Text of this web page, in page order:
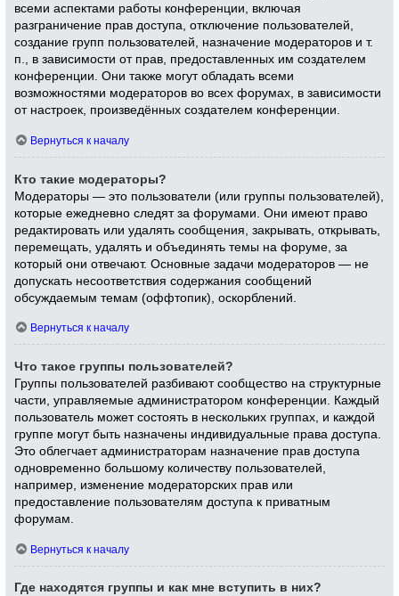
всеми аспектами работы конференции, включая
разграничение прав доступа, отключение пользователей,
создание групп пользователей, назначение модераторов и т.
п., в зависимости от прав, предоставленных им создателем
конференции. Они также могут обладать всеми
возможностями модераторов во всех форумах, в зависимости
от настроек, произведённых создателем конференции.
Вернуться к началу
Кто такие модераторы?
Модераторы — это пользователи (или группы пользователей),
которые ежедневно следят за форумами. Они имеют право
редактировать или удалять сообщения, закрывать, открывать,
перемещать, удалять и объединять темы на форуме, за
который они отвечают. Основные задачи модераторов — не
допускать несоответствия содержания сообщений
обсуждаемым темам (оффтопик), оскорблений.
Вернуться к началу
Что такое группы пользователей?
Группы пользователей разбивают сообщество на структурные
части, управляемые администратором конференции. Каждый
пользователь может состоять в нескольких группах, и каждой
группе могут быть назначены индивидуальные права доступа.
Это облегчает администраторам назначение прав доступа
одновременно большому количеству пользователей,
например, изменение модераторских прав или
предоставление пользователям доступа к приватным
форумам.
Вернуться к началу
Где находятся группы и как мне вступить в них?